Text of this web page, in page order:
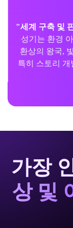
"세계 구축 및
성기는 환경
환상의 왕국,
특히 스토리
가장
상 및